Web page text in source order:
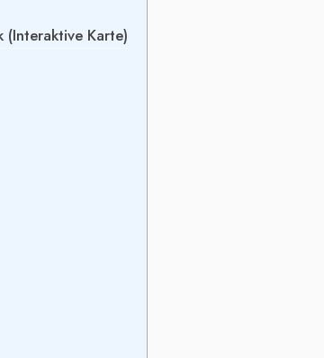
(Interaktive Karte)